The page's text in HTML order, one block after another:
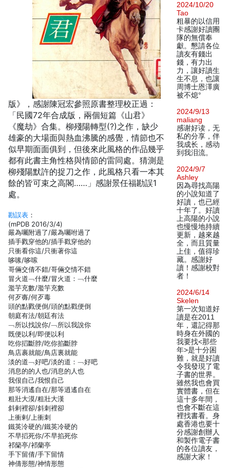
版》，感謝陳冠宏參照原書整理校正過：
「民國72年合成版，兩個短篇《山君》
《魔劫》合集。柳殘陽轉型(?)之作，缺少
雄豪的大場面與熱血沸騰的感覺，情節也不
似早期面面俱到，但後來此風格的作品幾乎
都有此書主角性格與情節的雷同處。猜測是
柳殘陽默許的捉刀之作，此風格只看一本其
餘的皆可束之高閣……」感謝景任福勘誤1
處。
勘誤表 ：
(mPDB 2016/3/4)
嚴為囑附過了/嚴為囑咐過了
插手戮穿他的/插手戳穿他的
只衝看你這/只衝著你這
哆嗉/哆嗦
哥倆交倩不錯/哥倆交情不錯
冒火道﹁什麼/冒火道：﹁什麼
濫芋充數/濫竽充數
何歹毐/何歹毒
頭的點戮便倒/頭的點戳便倒
朝庭有法/朝廷有法
﹁所以找說你/﹁所以我說你
既便以利/即便以利
吃你搯斷脖/吃你掐斷脖
鳥店裹就能/鳥店裏就能
淡的道﹁好吧/淡的道：﹁好吧
消息的的人也/消息的人也
我佷自己/我恨自己
那等消遙自在/那等逍遙自在
粗壯大漠/粗壯大漢
斜剌裡卻/斜刺裡卻
上衝剌/上衝刺
鐵英泠硬的/鐵英冷硬的
不早搯死你/不早掐死你
祁籣亭/祁蘭亭
手下留倩/手下留情
神倩形態/神情形態
2024/10/20
Tao
粗暴的以信用
卡感謝好讀團
隊的無償奉
獻。懇請各位
讀友有錢出
錢，有力出
力，讓好讀生
生不息，也讓
周博士恩澤廣
被不熄°
2024/9/13
maliang
感谢好读，无
私的分享，伴
我成长，感动
到我泪流。
2024/9/7
Ashley
因為尋找高陽
的小說知道了
好讀，也已經
十年了。好讀
上高陽的小說
也慢慢地持續
更新，越來越
全，而且質量
上佳，值得珍
藏。感謝好
讀！感謝校對
者！
2024/6/14
Skelen
第一次知道好
讀是在2011
年，還記得那
時身在外國的
我要找<那些
年>是十分困
難，就是好讀
令我發現了電
子書的世界。
雖然我也會買
實體書，但在
這十多年間，
也會不斷在這
裡找書看。身
處香港也要十
分感謝創辦人
和製作電子書
的各位讀友，
感謝大家！